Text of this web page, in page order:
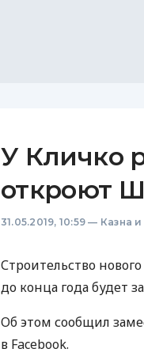
У Кличко
откроют
31.05.2019, 10:59 — Казна
Строительство
до конца года будет
Об этом сообщил
в Facebook.